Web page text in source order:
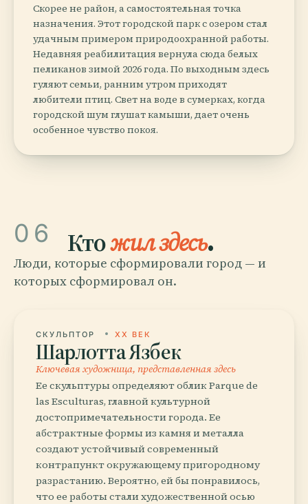
Скорее не район, а самостоятельная точка
назначения. Этот городской парк с озером стал
удачным примером природоохранной работы.
Недавняя реабилитация вернула сюда белых
пеликанов зимой 2026 года. По выходным здесь
гуляют семьи, ранним утром приходят
любители птиц. Свет на воде в сумерках, когда
городской шум глушат камыши, дает очень
особенное чувство покоя.
06 Ктожил здесь.
Люди, которые сформировали город — и
которых сформировал он.
СКУЛЬПТОР XX ВЕК
Шарлотта Язбек
Ключевая художница, представленная здесь
Ее скульптуры определяют облик Parque de
las Esculturas, главной культурной
достопримечательности города. Ее
абстрактные формы из камня и металла
создают устойчивый современный
контрапункт окружающему пригородному
разрастанию. Вероятно, ей бы понравилось,
что ее работы стали художественной осью